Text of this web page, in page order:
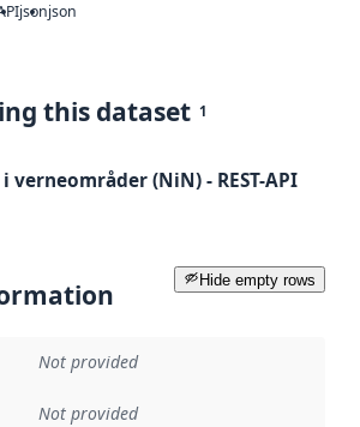
jsonjson
this dataset 1
(NiN) - REST-API
Hide empty rows
Not provided
Not provided